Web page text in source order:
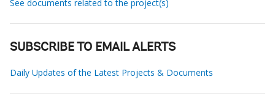
See documents related to the project(s)
SUBSCRIBE TO EMAIL ALERTS
Daily Updates of the Latest Projects & Documents